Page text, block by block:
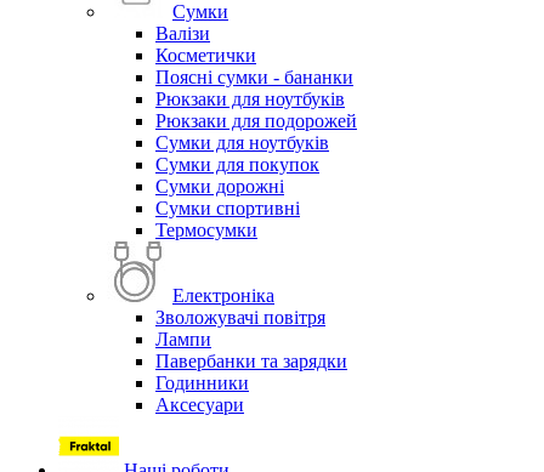
Сумки
Валізи
Косметички
Поясні сумки - бананки
Рюкзаки для ноутбуків
Рюкзаки для подорожей
Сумки для ноутбуків
Сумки для покупок
Сумки дорожні
Сумки спортивні
Термосумки
Електроніка
Зволожувачі повітря
Лампи
Павербанки та зарядки
Годинники
Аксесуари